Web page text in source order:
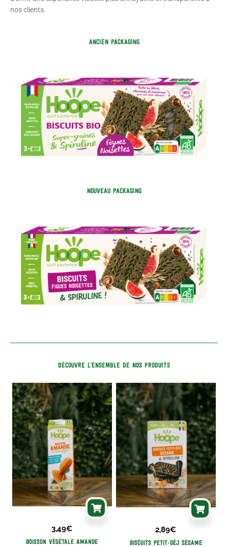
nos clients.
ANCIEN PACKAGING
NOUVEAU PACKAGING
DÉCOUVRE L'ENSEMBLE DE NOS PRODUITS
3,49€
Boisson Végétale Amande
2,89€
Biscuits petit-déj Sésame